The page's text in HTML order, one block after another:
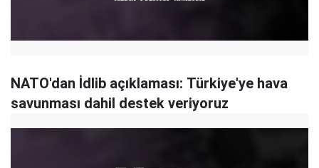
NATO'dan İdlib açıklaması: Türkiye'ye hava
savunması dahil destek veriyoruz